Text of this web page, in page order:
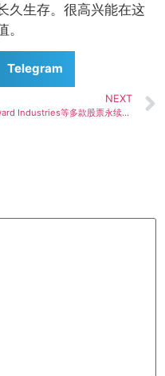
久生存。很高兴能在这
Telegram
NEXT
币安上线RoboStrategy、Forward Industries等多款股票永续合约，开启全新交易机遇